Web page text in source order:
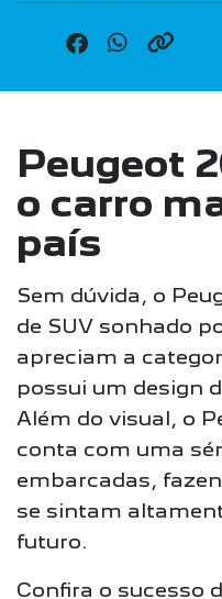
Peugeot
o carro
país
Sem dúvida, o
de SUV sonhado
apreciam a
possui um design
Além do visual, o
conta com uma
embarcadas,
se sintam
futuro.
Confira o sucesso